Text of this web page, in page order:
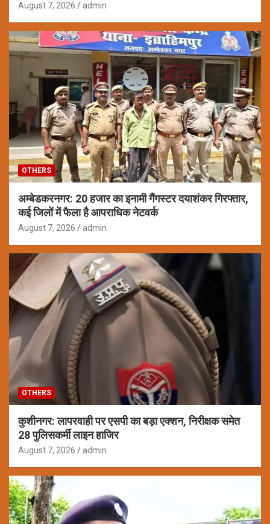
August 7, 2026 admin
OTHERS
अम्बेडकरनगर: 20 हजार का इनामी गैंगस्टर दयाशंकर गिरफ्तार,
कई जिलों में फैला है आपराधिक नेटवर्क
August 7, 2026 admin
OTHERS
कुशीनगर: लापरवाही पर एसपी का बड़ा एक्शन, निरीक्षक समेत
28 पुलिसकर्मी लाइन हाजिर
August 7, 2026 admin